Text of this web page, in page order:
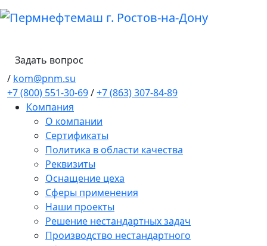
Задать вопрос
/ kom@pnm.su
+7 (800) 551-30-69/+7 (863) 307-84-89
Компания
О компании
Сертификаты
Политика в области качества
Реквизиты
Оснащение цеха
Сферы применения
Наши проекты
Решение нестандартных задач
Производство нестандартного